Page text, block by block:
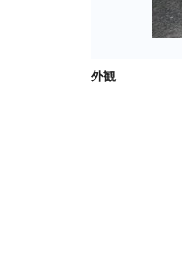
外観